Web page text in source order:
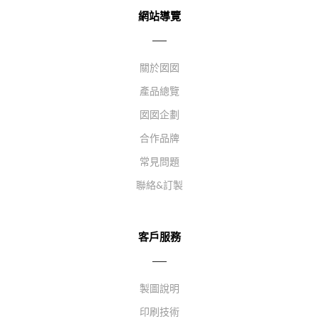
網站導覽
關於囡囡
產品總覽
囡囡企劃
合作品牌
常見問題
聯絡&訂製
客戶服務
製圖說明
印刷技術